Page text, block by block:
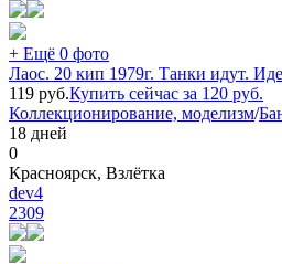
+ Ещё 0 фото
Лаос. 20 кип 1979г. Танки идут.
119 руб.Купить сейчас за 120 руб.
Коллекционирование, моделизм/
18 дней
0
Красноярск, Взлётка
dev4
2309